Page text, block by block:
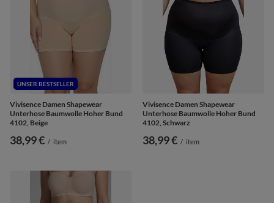
UNSER BESTSELLER
Vivisence Damen Shapewear
Unterhose Baumwolle Hoher Bund
4102, Beige
38,99 € / item
Vivisence Damen Shapewear
Unterhose Baumwolle Hoher Bund
4102, Schwarz
38,99 € / item